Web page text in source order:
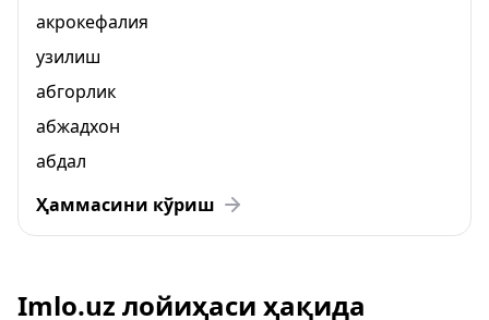
акрокефалия
узилиш
абгорлик
абжадхон
абдал
Ҳаммасини кўриш
Imlo.uz лойиҳаси ҳақида